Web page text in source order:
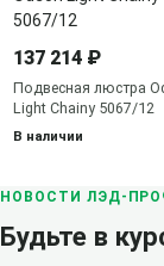
137 214 ₽
Подвесная люстра
Light Chainy 5067/12
В наличии
НОВОСТИ ЛЭД-
Будьте в